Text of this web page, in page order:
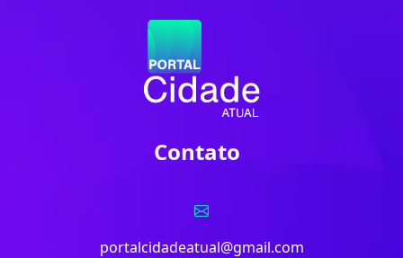
Contato
portalcidadeatual@gmail.com